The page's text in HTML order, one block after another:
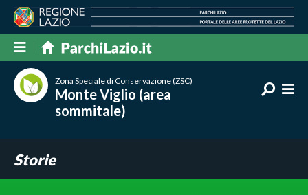
Zona Speciale di Conservazione (ZSC)
Monte Viglio (area
sommitale)
Storie